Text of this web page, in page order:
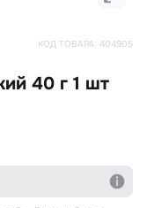
КОД ТОВАРА: 404905
40 г 1 шт